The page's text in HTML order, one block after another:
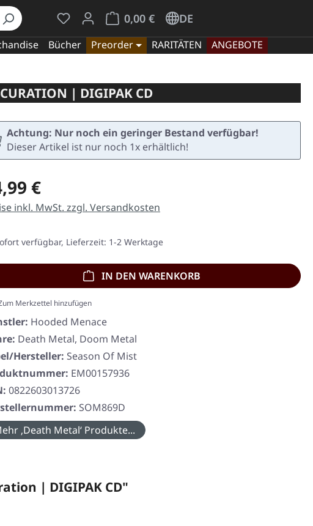
Du hast 0 Produkte auf dem Merkzettel
0,00 €
Warenkorb enthält 0 Positionen. Der
DE
Bücher Preorder RARITÄTEN
ANGEBOTE
| DIGIPAK CD
Achtung: Nur noch ein geringer Bestand verfügbar!
Dieser Artikel ist nur noch 1x erhältlich!
Preis:
€
inkl. MwSt. zzgl. Versandkosten
verfügbar, Lieferzeit: 1-2 Werktage
IN DEN WARENKORB
Merkzettel hinzufügen
Hooded Menace
Death Metal, Doom Metal
Hersteller: Season Of Mist
EM00157936
0822603013726
SOM869D
‚Death Metal‘ Produkte...
| DIGIPAK CD"